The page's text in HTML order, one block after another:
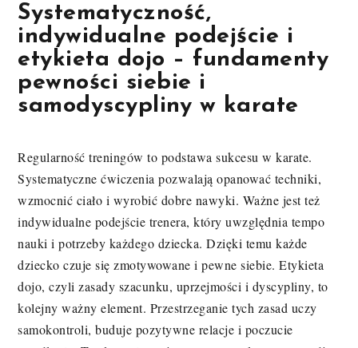
Systematyczność,
indywidualne podejście i
etykieta dojo – fundamenty
pewności siebie i
samodyscypliny w karate
Regularność treningów to podstawa sukcesu w karate.
Systematyczne ćwiczenia pozwalają opanować techniki,
wzmocnić ciało i wyrobić dobre nawyki. Ważne jest też
indywidualne podejście trenera, który uwzględnia tempo
nauki i potrzeby każdego dziecka. Dzięki temu każde
dziecko czuje się zmotywowane i pewne siebie. Etykieta
dojo, czyli zasady szacunku, uprzejmości i dyscypliny, to
kolejny ważny element. Przestrzeganie tych zasad uczy
samokontroli, buduje pozytywne relacje i poczucie